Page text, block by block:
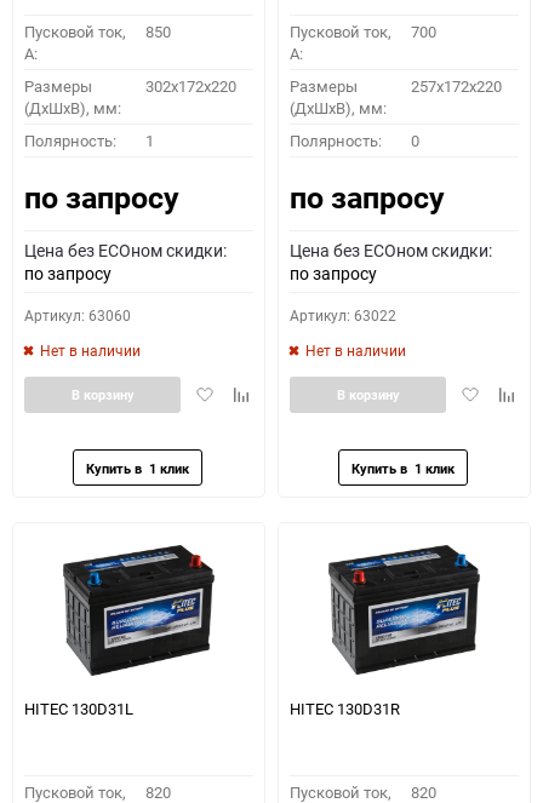
Пусковой ток,
A:
850
Размеры
(ДхШхВ), мм:
302x172x220
Полярность: 1
по запросу
Цена без ECOном скидки:
по запросу
Артикул: 63060
Нет в наличии
ДобавитьДобавить
В корзину
Пусковой ток,
A:
700
Размеры
(ДхШхВ), мм:
257x172x220
Полярность: 0
по запросу
Цена без ECOном скидки:
по запросу
Артикул: 63022
Нет в наличии
Добавить
В корзину
HITEC 130D31L
Пусковой ток, 820
HITEC 130D31R
Пусковой ток, 820